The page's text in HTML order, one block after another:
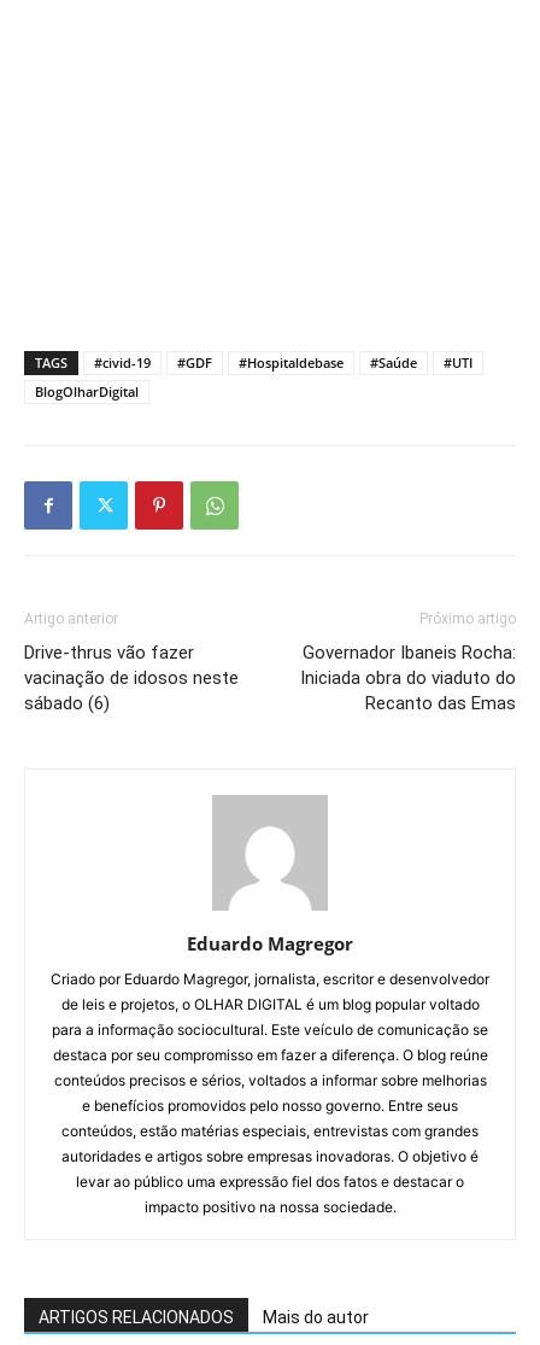
TAGS #civid-19 #GDF #Hospitaldebase #Saúde
#UTI
BlogOlharDigital
Artigo anterior
Drive-thrus vão fazer
vacinação de idosos neste
sábado (6)
Próximo artigo
Governador Ibaneis Rocha:
Iniciada obra do viaduto do
Recanto das Emas
Eduardo Magregor
Criado por Eduardo Magregor, jornalista, escritor e desenvolvedor
de leis e projetos, o OLHAR DIGITAL é um blog popular voltado
para a informação sociocultural. Este veículo de comunicação se
destaca por seu compromisso em fazer a diferença. O blog reúne
conteúdos precisos e sérios, voltados a informar sobre melhorias
e benefícios promovidos pelo nosso governo. Entre seus
conteúdos, estão matérias especiais, entrevistas com grandes
autoridades e artigos sobre empresas inovadoras. O objetivo é
levar ao público uma expressão fiel dos fatos e destacar o
impacto positivo na nossa sociedade.
ARTIGOS RELACIONADOS Mais do autor